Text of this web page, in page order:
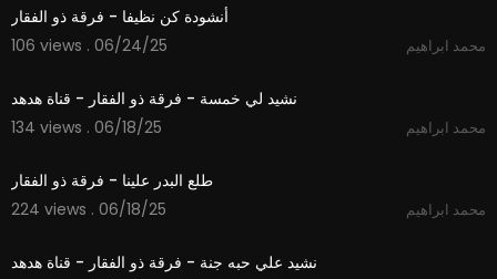
أنشودة كن نظيفا - فرقة ذو الفقار
106 views . 06/24/25
محمد ابراهيم
نشيد لي خمسة - فرقة ذو الفقار - قناة هدهد
134 views . 06/18/25
محمد ابراهيم
طلع البدر علينا - فرقة ذو الفقار
224 views . 06/18/25
محمد ابراهيم
نشيد علي حبه جنة - فرقة ذو الفقار - قناة هدهد